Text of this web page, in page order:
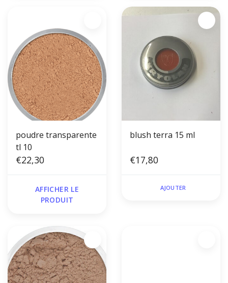
poudre transparente
tl 10
€22,30
AFFICHER LE
PRODUIT
blush terra 15 ml
€17,80
AJOUTER